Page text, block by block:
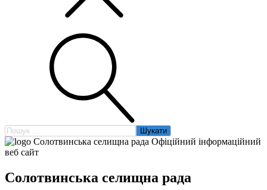
Пошук:
Солотвинська селищна рада